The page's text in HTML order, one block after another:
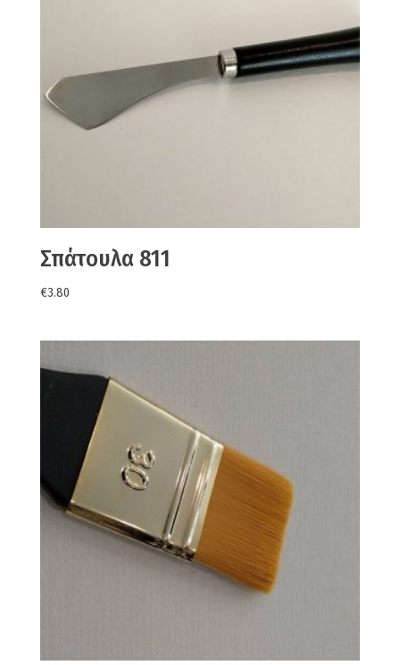
Σπάτουλα 811
€3.80